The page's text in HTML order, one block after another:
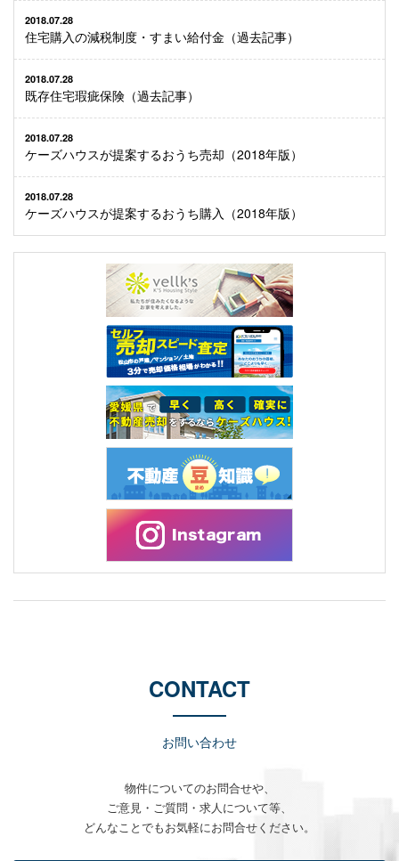
2018.07.28
住宅購入の減税制度・すまい給付金（過去記事）
2018.07.28
既存住宅瑕疵保険（過去記事）
2018.07.28
ケーズハウスが提案するおうち売却（2018年版）
2018.07.28
ケーズハウスが提案するおうち購入（2018年版）
CONTACT
お問い合わせ
物件についてのお問合せや、
ご意見・ご質問・求人について等、
どんなことでもお気軽にお問合せください。